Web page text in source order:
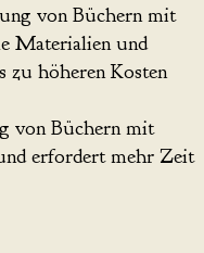
von Büchern mit
Materialien und
zu höheren Kosten
von Büchern mit
erfordert mehr Zeit